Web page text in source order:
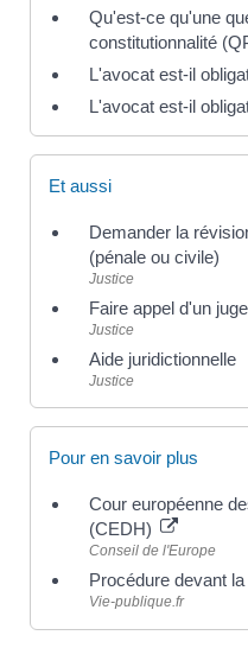
Qu'est-ce qu'une
constitutionnalité
L'avocat est-il
L'avocat est-il
Et aussi
Demander la
(pénale ou civile)
Justice
Faire appel d'un
Justice
Aide juridictionnelle
Justice
Pour en savoir plus
Cour européenne
(CEDH)
Conseil de l'Europe
Procédure devant
Vie-publique.fr